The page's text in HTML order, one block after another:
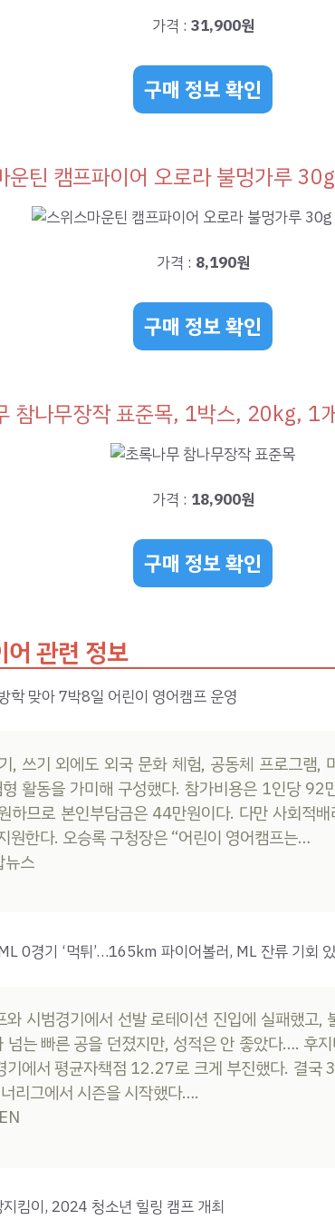
가격 : 31,900원
구매 정보 확인
운틴 캠프파이어 오로라 불멍가루
가격 : 8,190원
구매 정보 확인
참나무장작 표준목, 1박스, 20kg, 1
가격 : 18,900원
구매 정보 확인
관련 정보
학 맞아 7박8일 어린이 영어캠프 운영
, 쓰기 외에도 외국 문화 체험, 공동체 프로그램,
활동을 가미해 구성했다. 참가비용은 1인당 92
하므로 본인부담금은 44만원이다. 다만 사회적
원한다. 오승록 구청장은 “어린이 영어캠프는…
뉴스
0경기 ‘먹튀’…165km 파이어볼러, ML 잔류 기회
와 시범경기에서 선발 로테이션 진입에 실패했고,
는 빠른 공을 던졌지만, 성적은 안 좋았다…. 후
기에서 평균자책점 12.27로 크게 부진했다. 결국
리그에서 시즌을 시작했다….
킴이, 2024 청소년 힐링 캠프 개최